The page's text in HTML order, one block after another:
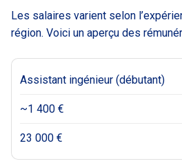
Les salaires varient selon
région. Voici un aperçu des
Assistant ingénieur (débutant)
~1 400 €
23 000 €